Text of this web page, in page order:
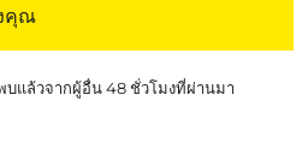
คุณ
แล้วจากผู้อื่น 48 ชั่วโมงที่ผ่านมา